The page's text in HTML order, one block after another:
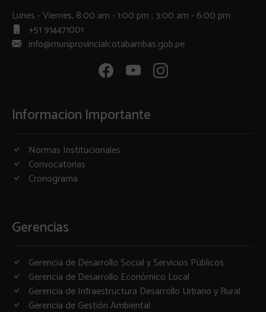
Lunes - Viernes, 8:00 am - 1:00 pm ; 3:00 am - 6:00 pm
+51 914471001
info@muniprovincialcotabambas.gob.pe
Informacion Importante
Normas Institucionales
Convocatorias
Cronograma
Gerencias
Gerencia de Desarrollo Social y Servicios Públicos
Gerencia de Desarrollo Económico Local
Gerencia de Infraestructura Desarrollo Urbano y Rural
Gerencia de Gestión Ambiental